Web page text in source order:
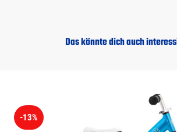
Das könnte dich auch
-13%